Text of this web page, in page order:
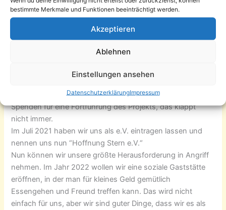
bestimmte Merkmale und Funktionen beeinträchtigt werden.
Akzeptieren
Ablehnen
Einstellungen ansehen
DatenschutzerklärungImpressum
gestartet, dank einer Spende von “Aktion Mensch”.
für bedürftige Bürger:innen eingekauft. Auch Vereine und
bedürftige Bürger:innen es gibt.
Verein Hoffnung Stern bemühen uns weiterhin um
Spenden für eine Fortführung des Projekts, das klappt
nicht immer.
Im Juli 2021 haben wir uns als e.V. eintragen lassen und
nennen uns nun “Hoffnung Stern e.V.“
Nun können wir unsere größte Herausforderung in Angriff
nehmen. Im Jahr 2022 wollen wir eine soziale Gaststätte
eröffnen, in der man für kleines Geld gemütlich
Essengehen und Freund treffen kann. Das wird nicht
einfach für uns, aber wir sind guter Dinge, dass wir es als